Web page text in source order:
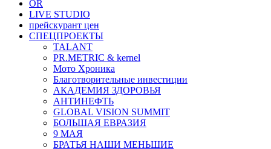
OR
LIVE STUDIO
прейскурант цен
СПЕЦПРОЕКТЫ
TALANT
PR.METRIC & kernel
Мото Хроника
Благотворительные инвестиции
АКАДЕМИЯ ЗДОРОВЬЯ
АНТИНЕФТЬ
GLOBAL VISION SUMMIT
БОЛЬШАЯ ЕВРАЗИЯ
9 МАЯ
БРАТЬЯ НАШИ МЕНЬШИЕ